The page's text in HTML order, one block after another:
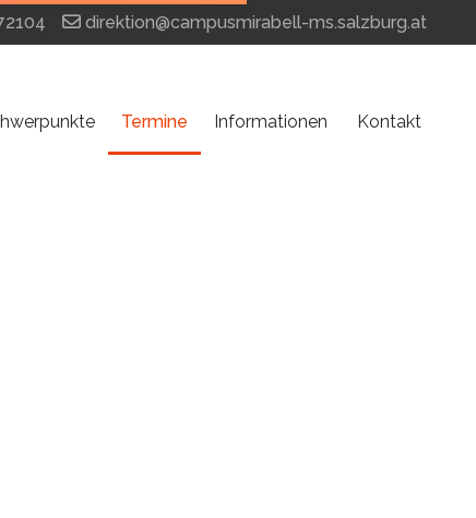
direktion@campusmirabell-ms.salzburg.at
Termine Informationen Kontakt